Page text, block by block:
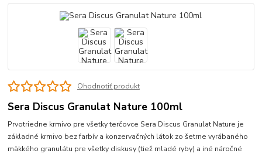
Ohodnotiť produkt
Sera Discus Granulat Nature 100ml
Prvotriedne krmivo pre všetky terčovce Sera Discus Granulat Nature je
základné krmivo bez farbív a konzervačných látok zo šetrne vyrábaného
mäkkého granulátu pre všetky diskusy (tiež mladé ryby) a iné náročné